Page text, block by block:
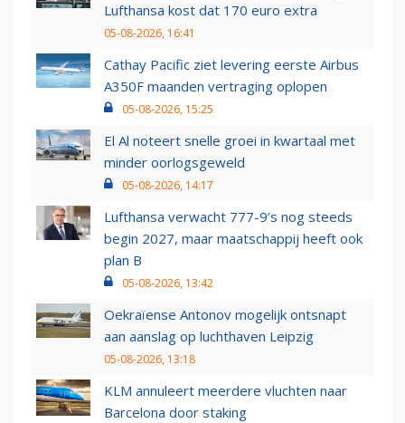
Lufthansa kost dat 170 euro extra
05-08-2026, 16:41
Cathay Pacific ziet levering eerste Airbus
A350F maanden vertraging oplopen
05-08-2026, 15:25
El Al noteert snelle groei in kwartaal met
minder oorlogsgeweld
05-08-2026, 14:17
Lufthansa verwacht 777-9’s nog steeds
begin 2027, maar maatschappij heeft ook
plan B
05-08-2026, 13:42
Oekraïense Antonov mogelijk ontsnapt
aan aanslag op luchthaven Leipzig
05-08-2026, 13:18
KLM annuleert meerdere vluchten naar
Barcelona door staking